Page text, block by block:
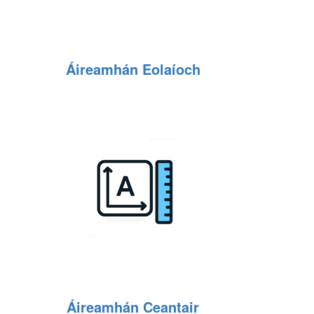
Áireamhán Eolaíoch
Áireamhán Ceantair